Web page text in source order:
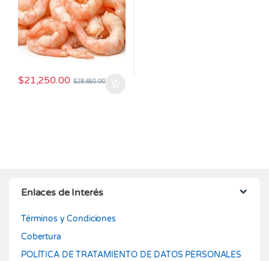
$21,250.00 $28,650.00
Enlaces de Interés
Términos y Condiciones
Cobertura
POLÍTICA DE TRATAMIENTO DE DATOS PERSONALES